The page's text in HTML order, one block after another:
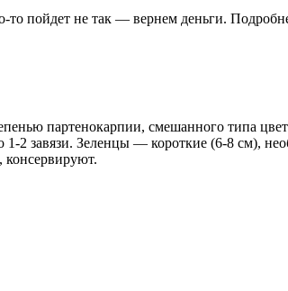
то пойдет не так — вернем деньги.
партенокарпии, смешанного типа
2 завязи. Зеленцы — короткие (6-8 см),
консервируют.